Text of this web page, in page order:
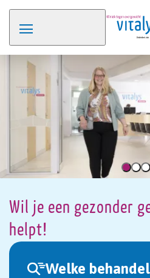
Wil je een gezonder
helpt!
Welke